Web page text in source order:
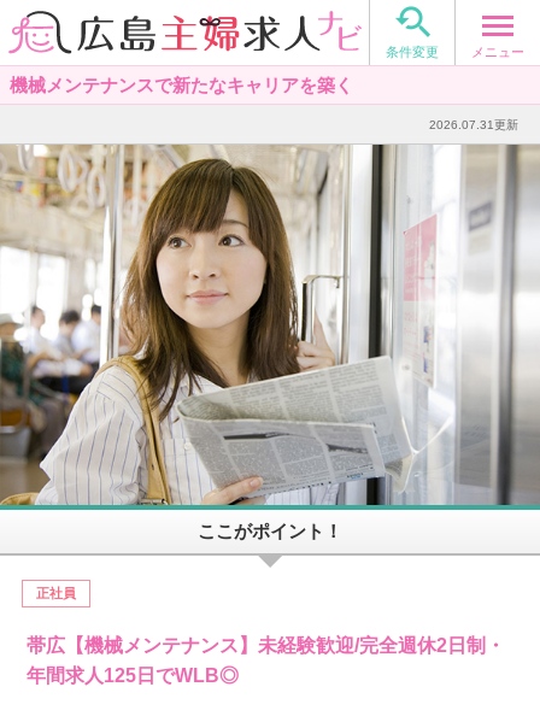

条件変更 メニュー
機械メンテナンスで新たなキャリアを築く
2026.07.31更新
ここがポイント！
正社員
帯広【機械メンテナンス】未経験歓迎/完全週休2日制・
年間求人125日でWLB◎